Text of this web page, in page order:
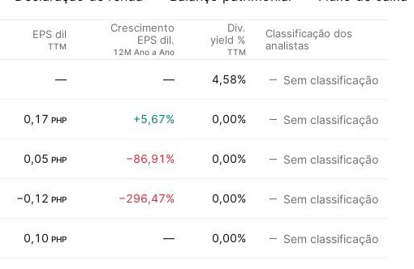
EPS dil
TTM
Crescimento
EPS dil.
12M Ano a Ano
Div.
yield %
TTM
Classificação dos
analistas
— — 4,58% Sem classificação
0,17 PHP +5,67% 0,00% Sem classificação
0,05 PHP −86,91% 0,00% Sem classificação
−0,12 PHP −296,47% 0,00% Sem classificação
0,10 PHP — 0,00% Sem classificação